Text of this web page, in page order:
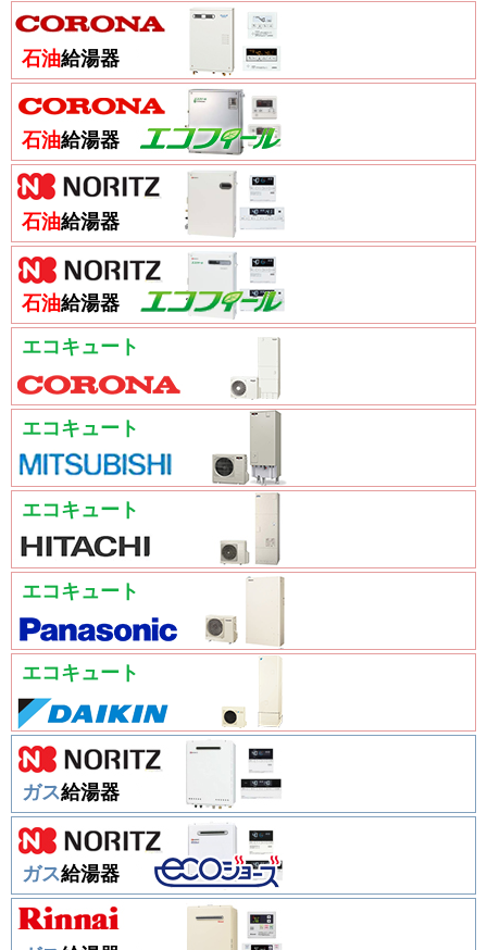
石油給湯器
石油給湯器
石油給湯器
石油給湯器
エコキュート
エコキュート
エコキュート
エコキュート
エコキュート
ガス給湯器
ガス給湯器